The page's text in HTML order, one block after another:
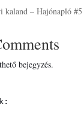
kaland – Hajónapló
bejegyzés.